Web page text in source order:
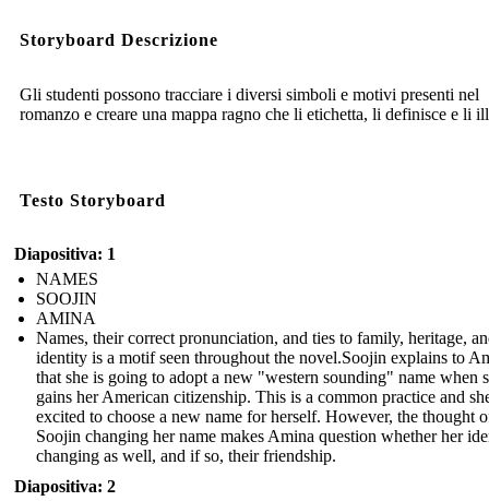
Storyboard Descrizione
Gli studenti possono tracciare i diversi simboli e motivi presenti nel
romanzo e creare una mappa ragno che li etichetta, li definisce e li
Testo Storyboard
Diapositiva: 1
NAMES
SOOJIN
AMINA
Names, their correct pronunciation, and ties to family, heritage,
identity is a motif seen throughout the novel.Soojin explains to
that she is going to adopt a new "western sounding" name when
gains her American citizenship. This is a common practice and
excited to choose a new name for herself. However, the thought
Soojin changing her name makes Amina question whether her
changing as well, and if so, their friendship.
Diapositiva: 2